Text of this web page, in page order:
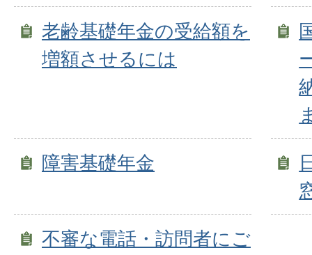
老齢基礎年金の受給額を
増額させるには
障害基礎年金
不審な電話・訪問者にご